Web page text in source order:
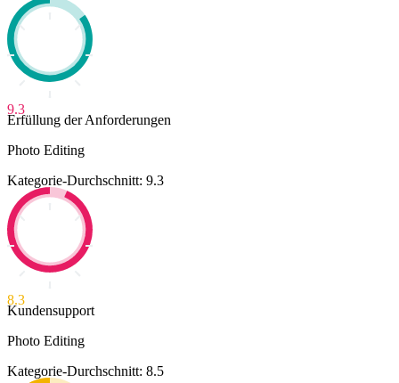
9.3
Erfüllung der Anforderungen
Photo Editing
Kategorie-Durchschnitt: 9.3
8.3
Kundensupport
Photo Editing
Kategorie-Durchschnitt: 8.5